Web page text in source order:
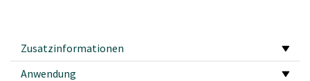
Zusatzinformationen
Anwendung